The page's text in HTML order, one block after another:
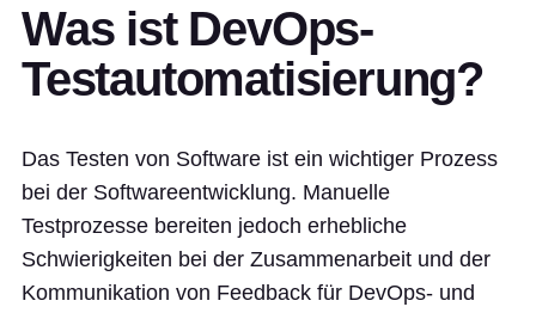
Was ist DevOps-
Testautomatisierung?
Das Testen von Software ist ein wichtiger Prozess
bei der Softwareentwicklung. Manuelle
Testprozesse bereiten jedoch erhebliche
Schwierigkeiten bei der Zusammenarbeit und der
Kommunikation von Feedback für DevOps- und